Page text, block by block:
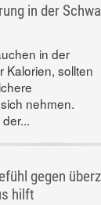
in der
in der
Kalorien, sollten
nehmen.
gegen
hilft